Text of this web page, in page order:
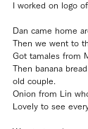
I worked on logo
Dan came home
Then we went to
Got tamales from
Then banana
old couple.
Onion from Lin
Lovely to see